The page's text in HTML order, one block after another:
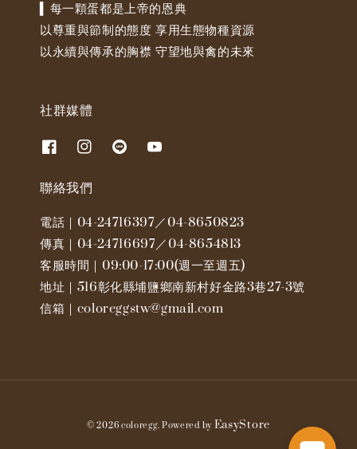
▍每一顆蛋都是上帝的恩典
以尊重與節制的態度 享用生態物種資源
以永續與傳承的胸襟 守望地與禽的未來
社群媒體
聯絡我們
電話｜04-24716397／04-8650823
傳真｜04-24716697／04-8654813
客服時間｜09:00-17:00(週一至週五)
地址｜516彰化縣埔鹽鄉南新村好金路3巷27-3號
信箱｜coloreggstw@gmail.com
© 2026 coloregg. Powered by EasyStore